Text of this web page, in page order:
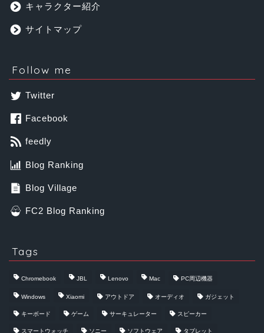
キャラクター紹介
サイトマップ
Follow me
Twitter
Facebook
feedly
Blog Ranking
Blog Village
FC2 Blog Ranking
Tags
Chromebook JBL Lenovo Mac PC周辺機器
Windows Xiaomi アウトドア オーディオ ガジェット
キーボード ゲーム サーキュレーター スピーカー
スマートウォッチ ソニー ソフトウェア タブレット